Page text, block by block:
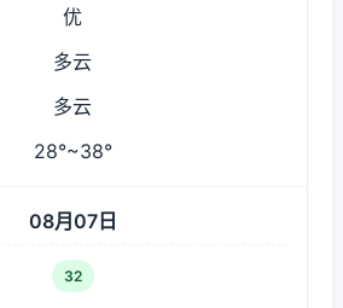
优
多云
多云
28°~38°
08月07日
32